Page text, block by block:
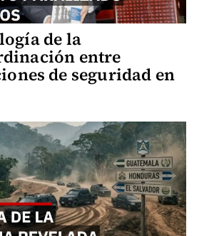
de la
entre
de seguridad en